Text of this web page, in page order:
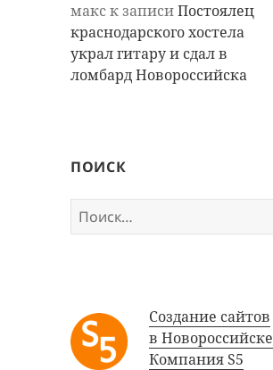
макск записиПостоялец
краснодарского хостела
украл гитару и сдал в
ломбард Новороссийска
ПОИСК
Найти:
Создание сайтов
в Новороссийске
Компания S5